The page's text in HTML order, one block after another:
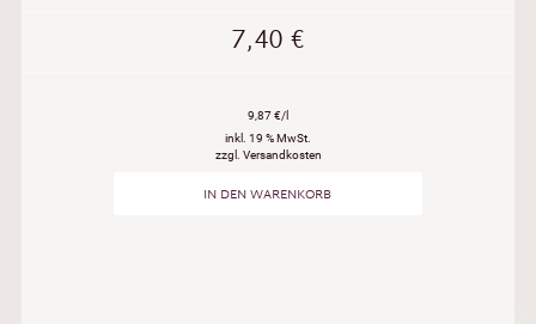
7,40€
9,87 €/l
inkl. 19 % MwSt.
zzgl. Versandkosten
IN DEN WARENKORB